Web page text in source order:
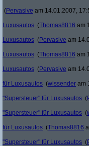
(Pervasive am 14.01.2007,
Luxusautos (Thomas8816 am
Luxusautos (Pervasive am
Luxusautos (Thomas8816 am
Luxusautos (Pervasive am
für Luxusautos (wissender am
"Supersteuer" für Luxusautos (
"Supersteuer" für Luxusautos (
für Luxusautos (Thomas8816
"Supersteuer" für Luxusautos (